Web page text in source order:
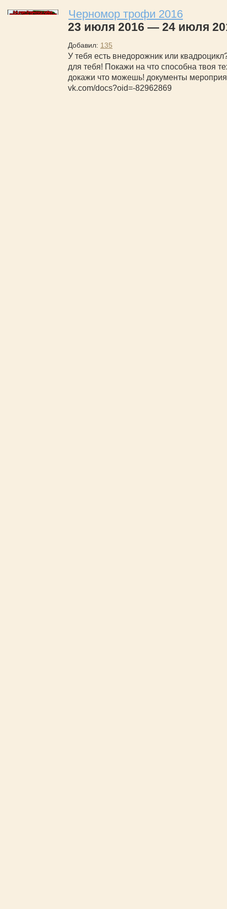
Черномор трофи 2016
23 июля 2016 — 24 июля
Добавил: 135
У тебя есть внедорожник или
для тебя! Покажи на что способна твоя
докажи что можешь! документы
vk.com/docs?oid=-82962869